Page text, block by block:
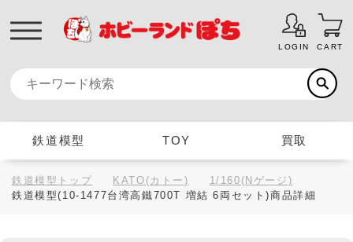
LOGIN CART
鉄道模型 TOY 買取
鉄道模型トップ KATO(カトー)
1/160(Nゲージ)
鉄道模型(10-1477台湾高鐵700T 増結 6両セット)商品詳細